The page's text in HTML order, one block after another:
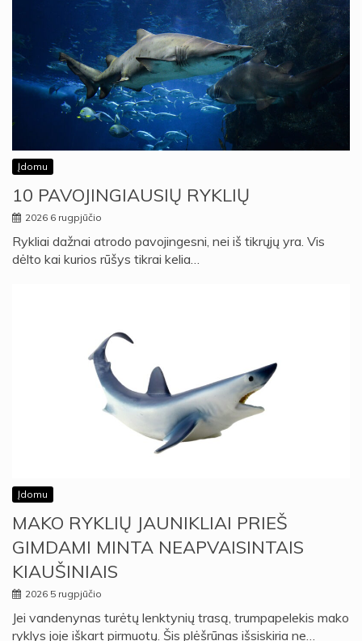
Įdomu
10 PAVOJINGIAUSIŲ RYKLIŲ
2026 6 rugpjūčio
Rykliai dažnai atrodo pavojingesni, nei iš tikrųjų yra. Vis
dėlto kai kurios rūšys tikrai kelia…
Įdomu
MAKO RYKLIŲ JAUNIKLIAI PRIEŠ
GIMDAMI MINTA NEAPVAISINTAIS
KIAUŠINIAIS
2026 5 rugpjūčio
Jei vandenynas turėtų lenktynių trasą, trumpapelekis mako
ryklys joje iškart pirmuotų. Šis plėšrūnas išsiskiria ne…